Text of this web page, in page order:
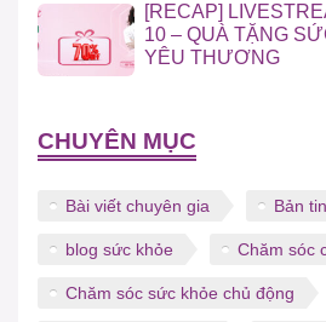
[RECAP]
10 – QUÀ TẶNG
YÊU THƯƠNG
CHUYÊN MỤC
Bài viết chuyên gia Bản
blog sức khỏe Chăm sóc
Chăm sóc sức khỏe chủ động